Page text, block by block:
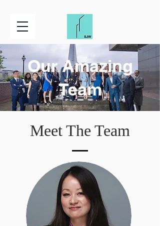
Our Amazing
Team
Meet The Team